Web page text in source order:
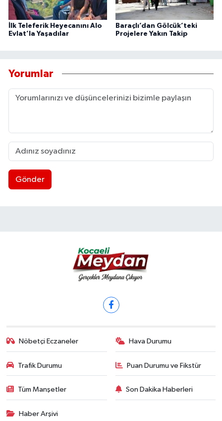
İlk Teleferik Heyecanını Alo
Evlat’la Yaşadılar
Baraçlı’dan Gölcük’teki
Projelere Yakın Takip
Yorumlar
Gönder
Nöbetçi Eczaneler Hava Durumu
Trafik Durumu Puan Durumu ve Fikstür
Tüm Manşetler Son Dakika Haberleri
Haber Arşivi